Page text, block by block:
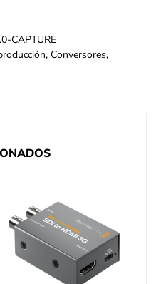
CAPTURE
, Conversores,